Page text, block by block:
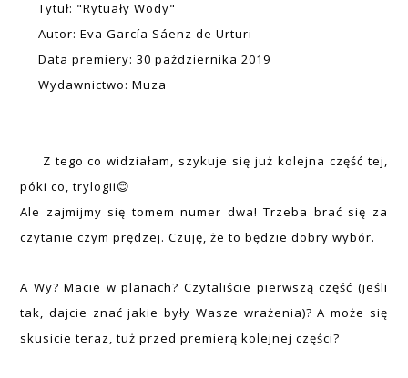
Tytuł: "Rytuały Wody"
Autor: Eva García Sáenz de Urturi
Data premiery: 30 października 2019
Wydawnictwo: Muza
Z tego co widziałam, szykuje się już kolejna część tej,
póki co, trylogii😊
Ale zajmijmy się tomem numer dwa! Trzeba brać się za
czytanie czym prędzej. Czuję, że to będzie dobry wybór.
A Wy? Macie w planach? Czytaliście pierwszą część (jeśli
tak, dajcie znać jakie były Wasze wrażenia)? A może się
skusicie teraz, tuż przed premierą kolejnej części?